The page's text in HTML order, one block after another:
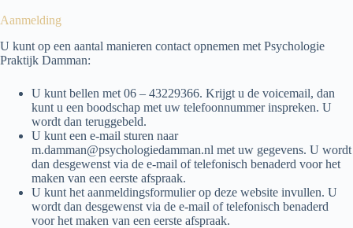
Aanmelding
U kunt op een aantal manieren contact opnemen met Psychologie
Praktijk Damman:
U kunt bellen met 06 – 43229366. Krijgt u de voicemail, dan
kunt u een boodschap met uw telefoonnummer inspreken. U
wordt dan teruggebeld.
U kunt een e-mail sturen naar
m.damman@psychologiedamman.nl met uw gegevens. U wordt
dan desgewenst via de e-mail of telefonisch benaderd voor het
maken van een eerste afspraak.
U kunt het aanmeldingsformulier op deze website invullen. U
wordt dan desgewenst via de e-mail of telefonisch benaderd
voor het maken van een eerste afspraak.